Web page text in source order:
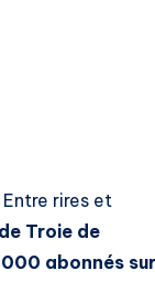
rires et
Troie de
abonnés sur